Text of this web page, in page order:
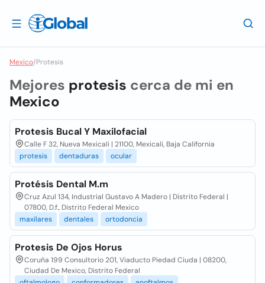
Mexico/Protesis
Mejores protesis cerca de mi en
Mexico
Protesis Bucal Y Maxilofacial
Calle F 32, Nueva Mexicali | 21100, Mexicali, Baja California
protesis
dentaduras ocular
Protésis Dental M.m
Cruz Azul 134, Industrial Gustavo A Madero | Distrito Federal |
07800, D.f., Distrito Federal Mexico
maxilares
dentales ortodoncia
Protesis De Ojos Horus
Coruña 199 Consultorio 201, Viaducto Piedad Ciuda | 08200,
Ciudad De Mexico, Distrito Federal